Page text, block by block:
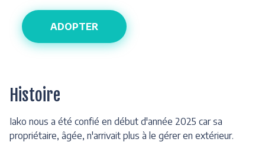
ADOPTER
Histoire
Iako nous a été confié en début d'année 2025 car sa
propriétaire, âgée, n'arrivait plus à le gérer en extérieur.